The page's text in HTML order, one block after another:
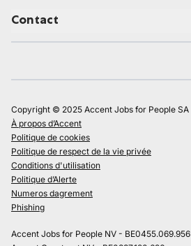
Contact
Copyright © 2025 Accent Jobs for People SA
À propos d’Accent
Politique de cookies
Politique de respect de la vie privée
Conditions d'utilisation
Politique d’Alerte
Numeros dagrement
Phishing
Accent Jobs for People NV - BE0455.069.956